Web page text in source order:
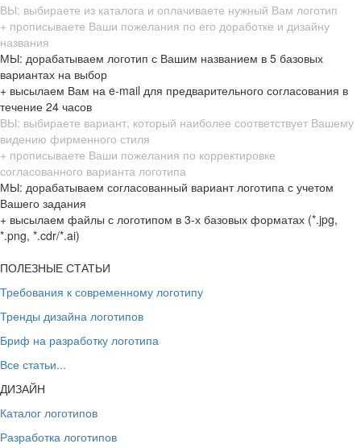
ВЫ: выбираете из каталога и оплачиваете нужный Вам логотип
+ прописываете Ваши пожелания по его доработке и дизайну
названия
МЫ: дорабатываем логотип с Вашим названием в 5 базовых
вариантах на выбор
+ высылаем Вам на e-mail для предварительного согласования в
течение 24 часов
ВЫ: выбираете вариант, который наиболее соответствует Вашему
видению фирменного стиля
+ прописываете Ваши пожелания по корректировке
согласованного варианта логотипа
МЫ: дорабатываем согласованный вариант логотипа с учетом
Вашего задания
+ высылаем файлы с логотипом в 3-х базовых форматах (*.jpg,
*.png, *.cdr/*.ai)
ПОЛЕЗНЫЕ СТАТЬИ
Требования к современному логотипу
Тренды дизайна логотипов
Бриф на разработку логотипа
Все статьи...
ДИЗАЙН
Каталог логотипов
Разработка логотипов